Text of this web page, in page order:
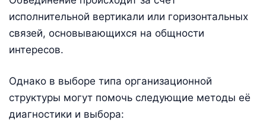
исполнительной вертикали или горизонтальных
связей, основывающихся на общности
интересов.
Однако в выборе типа организационной
структуры могут помочь следующие методы её
диагностики и выбора: